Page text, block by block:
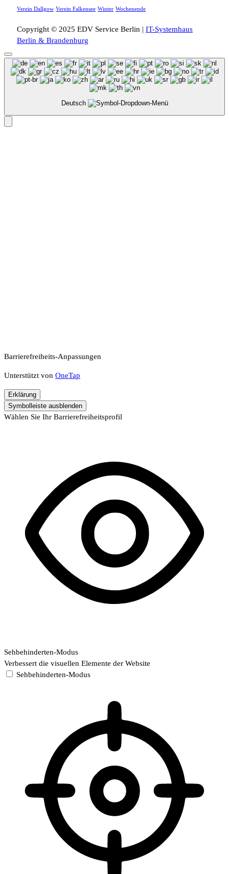
Verein Dallgow Verein Falkensee Winter Wochenende
Copyright © 2025 EDV Service Berlin | IT-Systemhaus
Berlin & Brandenburg
Deutsch
Barrierefreiheits-Anpassungen
Unterstützt von OneTap
Erklärung
Symbolleiste ausblenden
Wählen Sie Ihr Barrierefreiheitsprofil
Sehbehinderten-Modus
Verbessert die visuellen Elemente der Website
Sehbehinderten-Modus